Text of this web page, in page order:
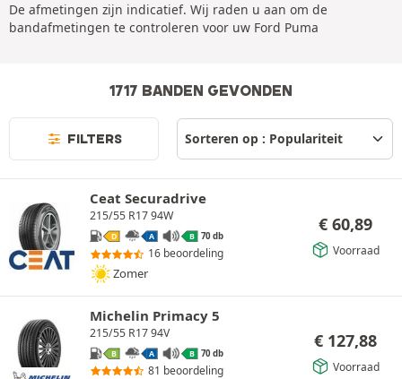
De afmetingen zijn indicatief. Wij raden u aan om de
bandafmetingen te controleren voor uw Ford Puma
1717 BANDEN GEVONDEN
FILTERS
Ceat Securadrive
215/55 R17 94W
D A B 70 db
16 beoordeling
Zomer
€ 60,89
Voorraad
Michelin Primacy 5
215/55 R17 94V
B A B 70 db
81 beoordeling
€ 127,88
Voorraad